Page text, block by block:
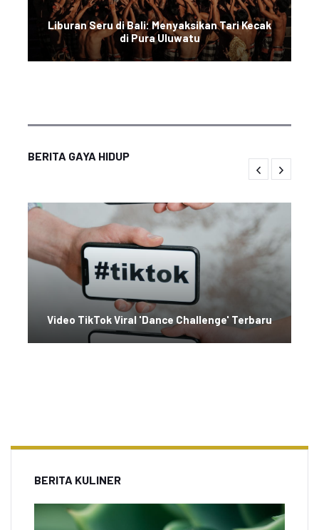
Liburan Seru di Bali: Menyaksikan Tari Kecak
di Pura Uluwatu
BERITA GAYA HIDUP
Video TikTok Viral 'Dance Challenge' Terbaru
BERITA KULINER